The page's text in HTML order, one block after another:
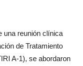
una reunión clínica
de Tratamiento
A-1), se abordaron